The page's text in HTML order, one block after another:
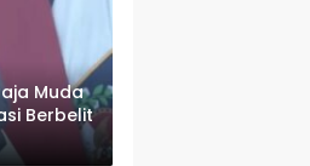
Muda
Berbelit